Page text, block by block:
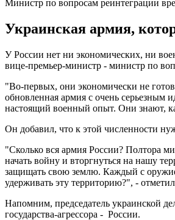
Министр по вопросам реинтеграции
Украинская армия,
У России нет ни экономических, ни
вице-премьер-министр - министр по
"Во-первых, они экономически не
обновленная армия с очень серьезным
настоящий военный опыт. Они знают,
Он добавил, что к этой численности
"Сколько вся армия России? Полтора
начать войну и вторгнуться на нашу
защищать свою землю. Каждый с
удерживать эту территорию?", -
Напомним, председатель украинской
государства-агрессора - России.